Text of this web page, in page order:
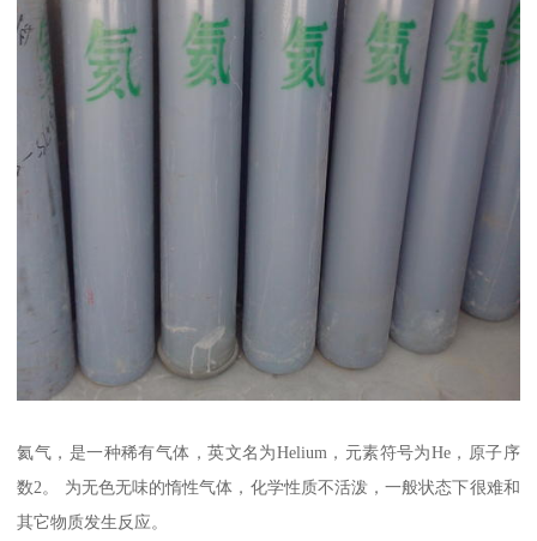
氦气，是一种稀有气体，英文名为Helium，元素符号为He，原子序
数2。 为无色无味的惰性气体，化学性质不活泼，一般状态下很难和
其它物质发生反应。